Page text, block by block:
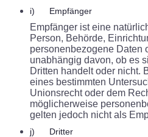
i) Empfänger
Empfänger ist eine
Person, Behörde,
personenbezogene Daten
unabhängig davon, ob es
Dritten handelt oder nicht.
eines bestimmten
Unionsrecht oder dem
möglicherweise
gelten jedoch nicht als
j) Dritter